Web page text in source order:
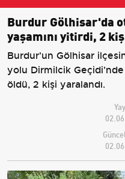
Burdur Gölhisar'da
yaşamını yitirdi, 2
Burdur'un Gölhisar
yolu Dirmilcik
öldü, 2 kişi yaralandı.